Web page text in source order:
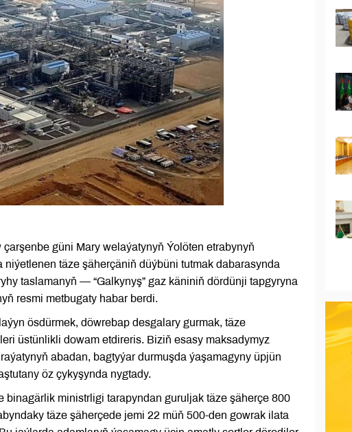
güni Mary welaýatynyň Ýolöten etrabynyň
täze şäherçäniň düýbüni tutmak dabarasynda
taslamanyň — “Galkynyş” gaz käniniň dördünji tapgyryna
resmi metbugaty habar berdi.
ösdürmek, döwrebap desgalary gurmak, täze
üstünlikli dowam etdireris. Biziň esasy maksadymyz
abadan, bagtyýar durmuşda ýaşamagyny üpjün
öz çykyşynda nygtady.
ministrligi tarapyndan guruljak täze şäherçe 800
täze şäherçede jemi 22 müň 500-den gowrak ilata